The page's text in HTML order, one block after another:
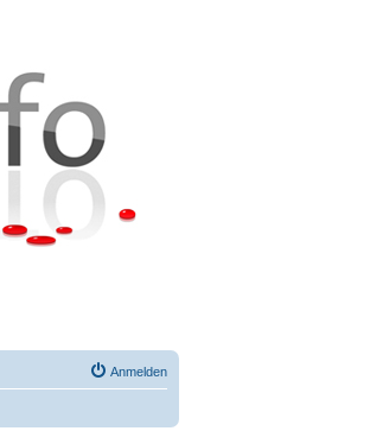
Anmelden